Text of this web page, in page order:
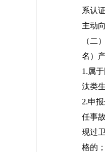
系认
主动
（二
名）
1.属
汰类
2.申
任事
现过
格的；